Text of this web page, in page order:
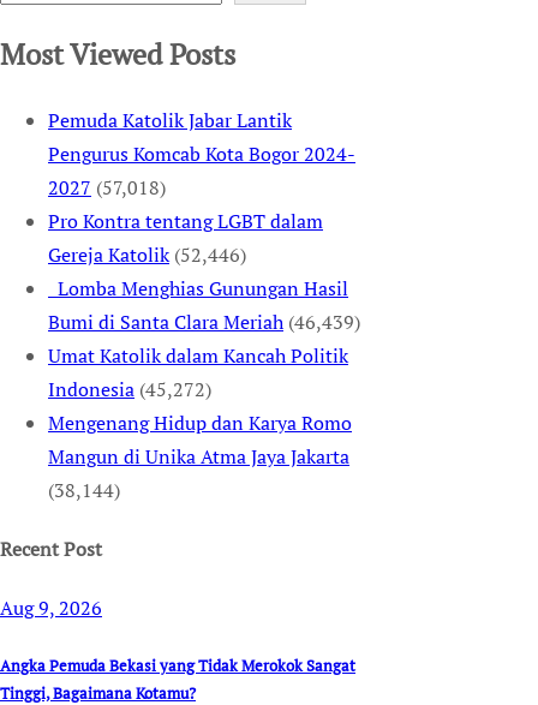
Most Viewed Posts
Pemuda Katolik Jabar Lantik
Pengurus Komcab Kota Bogor 2024-
2027 (57,018)
Pro Kontra tentang LGBT dalam
Gereja Katolik (52,446)
Lomba Menghias Gunungan Hasil
Bumi di Santa Clara Meriah (46,439)
Umat Katolik dalam Kancah Politik
Indonesia (45,272)
Mengenang Hidup dan Karya Romo
Mangun di Unika Atma Jaya Jakarta
(38,144)
Recent Post
Aug 9, 2026
Angka Pemuda Bekasi yang Tidak Merokok Sangat
Tinggi, Bagaimana Kotamu?